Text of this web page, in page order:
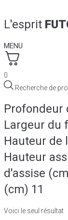
L'esprit
MENU
0
Recherche de
Profondeur
Largeur du
Hauteur de
Hauteur
d'assise
(cm) 11
Voici le seul résultat